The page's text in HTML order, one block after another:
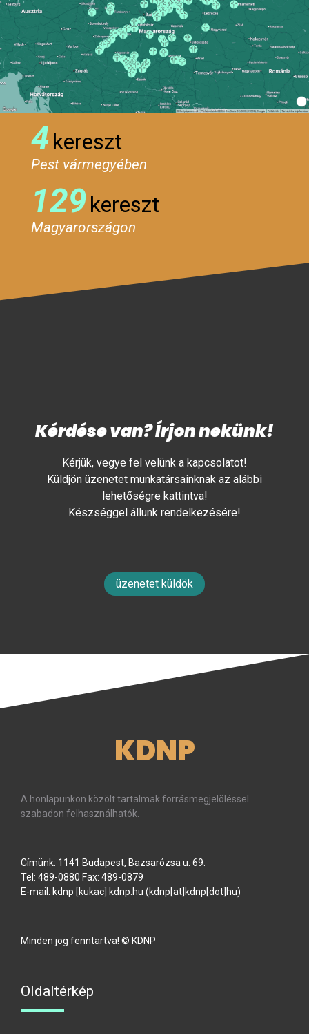
4kereszt
Pest vármegyében
129kereszt
Magyarországon
Kérdése van? Írjon nekünk!
Kérjük, vegye fel velünk a kapcsolatot!
Küldjön üzenetet munkatársainknak az alábbi
lehetőségre kattintva!
Készséggel állunk rendelkezésére!
üzenetet küldök
KDNP
A honlapunkon közölt tartalmak forrásmegjelöléssel
szabadon felhasználhatók.
Címünk: 1141 Budapest, Bazsarózsa u. 69.
Tel: 489-0880 Fax: 489-0879
E-mail: kdnp [kukac] kdnp hu (kdnp[at]kdnp[dot]hu)
Minden jog fenntartva! © KDNP
Oldaltérkép